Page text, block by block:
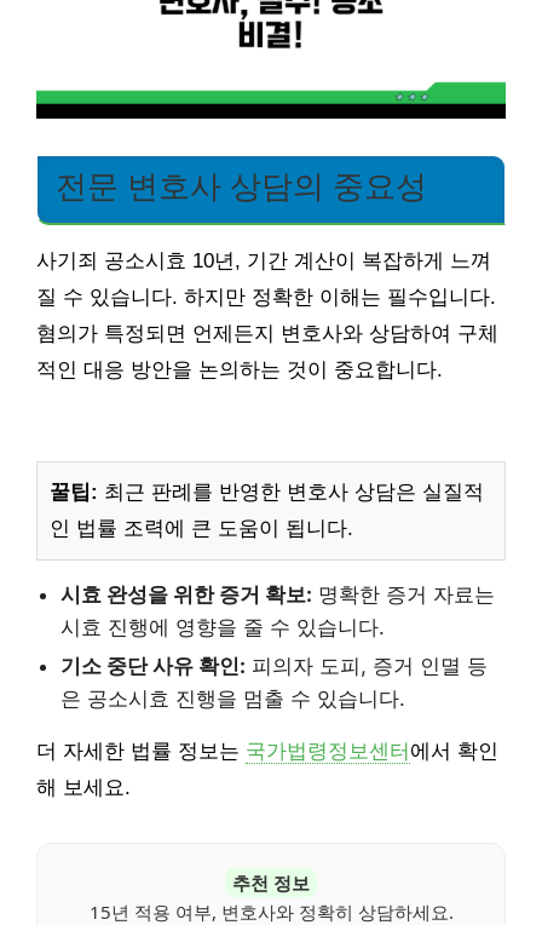
전문 변호사 상담의 중요성
사기죄 공소시효 10년, 기간 계산이 복잡하게 느껴
질 수 있습니다. 하지만 정확한 이해는 필수입니다.
혐의가 특정되면 언제든지 변호사와 상담하여 구체
적인 대응 방안을 논의하는 것이 중요합니다.
꿀팁: 최근 판례를 반영한 변호사 상담은 실질적
인 법률 조력에 큰 도움이 됩니다.
시효 완성을 위한 증거 확보: 명확한 증거 자료는
시효 진행에 영향을 줄 수 있습니다.
기소 중단 사유 확인: 피의자 도피, 증거 인멸 등
은 공소시효 진행을 멈출 수 있습니다.
더 자세한 법률 정보는 국가법령정보센터 에서 확인
해 보세요.
추천 정보
15년 적용 여부, 변호사와 정확히 상담하세요.